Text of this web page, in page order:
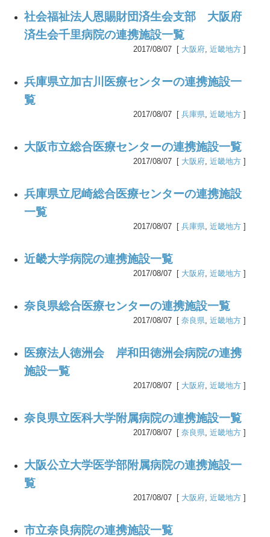
社会福祉法人恩賜財団済生会支部 大阪府
済生会千里病院の連携施設一覧
2017/08/07 [ 大阪府 近畿地方 ]
兵庫県立加古川医療センターの連携施設一
覧
2017/08/07 [ 兵庫県 近畿地方 ]
大阪市立総合医療センターの連携施設一覧
2017/08/07 [ 大阪府 近畿地方 ]
兵庫県立尼崎総合医療センターの連携施設
一覧
2017/08/07 [ 兵庫県 近畿地方 ]
近畿大学病院の連携施設一覧
2017/08/07 [ 大阪府 近畿地方 ]
奈良県総合医療センターの連携施設一覧
2017/08/07 [ 奈良県 近畿地方 ]
医療法人徳洲会 岸和田徳洲会病院の連携
施設一覧
2017/08/07 [ 大阪府 近畿地方 ]
奈良県立医科大学附属病院の連携施設一覧
2017/08/07 [ 奈良県 近畿地方 ]
大阪公立大学医学部附属病院の連携施設一
覧
2017/08/07 [ 大阪府 近畿地方 ]
市立奈良病院の連携施設一覧